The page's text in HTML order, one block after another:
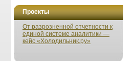
Проекты
От разрозненной отчетности к
единой системе аналитики —
кейс «Холодильник.ру»